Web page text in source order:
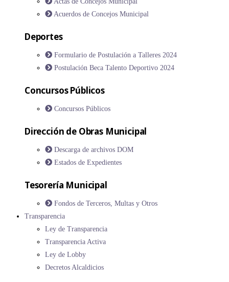
Acuerdos de Concejos Municipal
Deportes
Formulario de Postulación a Talleres 2024
Postulación Beca Talento Deportivo 2024
Concursos Públicos
Concursos Públicos
Dirección de Obras Municipal
Descarga de archivos DOM
Estados de Expedientes
Tesorería Municipal
Fondos de Terceros, Multas y Otros
Transparencia
Ley de Transparencia
Transparencia Activa
Ley de Lobby
Decretos Alcaldicios